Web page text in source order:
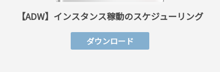
【ADW】インスタンス稼動のスケジューリング
ダウンロード